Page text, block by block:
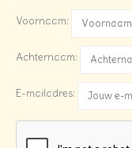
Voornaam:
Achternaam:
E-mailadres: